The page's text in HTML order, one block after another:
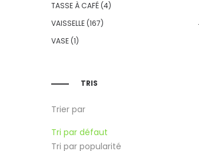
TASSE À CAFÉ (4)
VAISSELLE (167)
VASE (1)
TRIS
Trier par
Tri par défaut
Tri par popularité